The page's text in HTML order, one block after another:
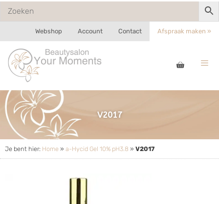
Webshop Account Contact Afspraak maken »
V2017
Je bent hier: Home » a-Hycid Gel 10% pH3.8 » V2017